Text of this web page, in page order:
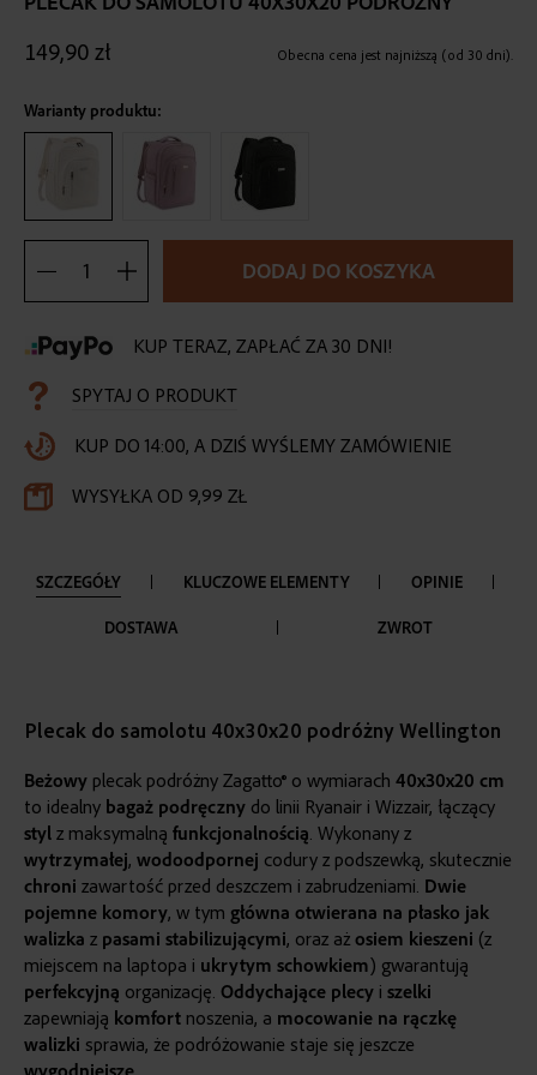
images
gallery
Obecna cena jest najniższą (od 30 dni).
149,90 zł
Warianty produktu:
DODAJ DO KOSZYKA
KUP TERAZ, ZAPŁAĆ ZA 30 DNI!
SPYTAJ O PRODUKT
KUP DO 14:00, A DZIŚ WYŚLEMY ZAMÓWIENIE
WYSYŁKA OD 9,99 ZŁ
SZCZEGÓŁY KLUCZOWE ELEMENTY OPINIE
DOSTAWA ZWROT
Plecak do samolotu 40x30x20 podróżny Wellington
Beżowy plecak podróżny Zagatto® o wymiarach 40x30x20 cm
to idealny bagaż podręczny do linii Ryanair i Wizzair, łączący
styl z maksymalną funkcjonalnością. Wykonany z
wytrzymałej, wodoodpornej codury z podszewką, skutecznie
chroni zawartość przed deszczem i zabrudzeniami. Dwie
pojemne komory, w tym główna otwierana na płasko jak
walizka z pasami stabilizującymi, oraz aż osiem kieszeni (z
miejscem na laptopa i ukrytym schowkiem) gwarantują
perfekcyjną organizację. Oddychające plecy i szelki
zapewniają komfort noszenia, a mocowanie na rączkę
walizki sprawia, że podróżowanie staje się jeszcze